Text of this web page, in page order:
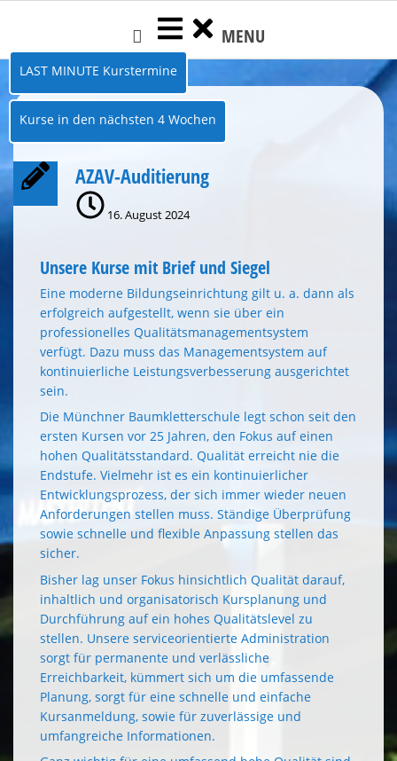
content
MENU
LAST MINUTE Kurstermine
Kurse in den nächsten 4 Wochen
AZAV-Auditierung
16. August 2024
Unsere Kurse mit Brief und Siegel
Eine moderne Bildungseinrichtung gilt u. a. dann als
erfolgreich aufgestellt, wenn sie über ein
professionelles Qualitätsmanagementsystem
verfügt. Dazu muss das Managementsystem auf
kontinuierliche Leistungsverbesserung ausgerichtet
sein.
Die Münchner Baumkletterschule legt schon seit den
ersten Kursen vor 25 Jahren, den Fokus auf einen
hohen Qualitätsstandard. Qualität erreicht nie die
Endstufe. Vielmehr ist es ein kontinuierlicher
Entwicklungsprozess, der sich immer wieder neuen
Anforderungen stellen muss. Ständige Überprüfung
sowie schnelle und flexible Anpassung stellen das
sicher.
Bisher lag unser Fokus hinsichtlich Qualität darauf,
inhaltlich und organisatorisch Kursplanung und
Durchführung auf ein hohes Qualitätslevel zu
stellen. Unsere serviceorientierte Administration
sorgt für permanente und verlässliche
Erreichbarkeit, kümmert sich um die umfassende
Planung, sorgt für eine schnelle und einfache
Kursanmeldung, sowie für zuverlässige und
umfangreiche Informationen.